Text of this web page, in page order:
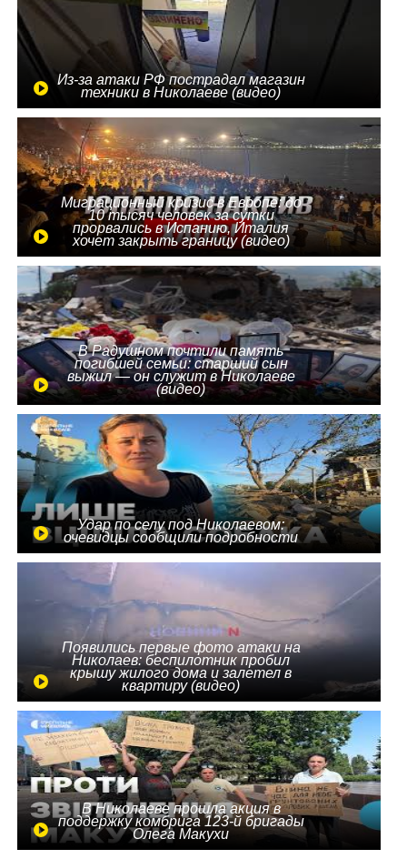
Из-за атаки РФ пострадал магазин
техники в Николаеве (видео)
Миграционный кризис в Европе: до
10 тысяч человек за сутки
прорвались в Испанию, Италия
хочет закрыть границу (видео)
В Радушном почтили память
погибшей семьи: старший сын
выжил — он служит в Николаеве
(видео)
Удар по селу под Николаевом:
очевидцы сообщили подробности
Появились первые фото атаки на
Николаев: беспилотник пробил
крышу жилого дома и залетел в
квартиру (видео)
В Николаеве прошла акция в
поддержку комбрига 123-й бригады
Олега Макухи